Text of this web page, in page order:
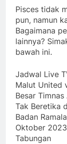
Pisces tidak
pun, namun
Bagaimana
lainnya?
bawah ini.
Jadwal Live
Malut United
Besar
Tak Beretika
Badan
Oktober
Tabungan